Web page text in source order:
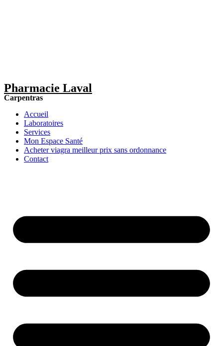
Pharmacie Laval
Carpentras
Accueil
Laboratoires
Services
Mon Espace Santé
Acheter viagra meilleur prix sans ordonnance
Contact